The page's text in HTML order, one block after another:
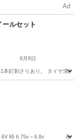
Ad
ルセット
8月8日
本釘刺さりあり。 タイヤ溝
6V 時 6.75v～6.8v 画像